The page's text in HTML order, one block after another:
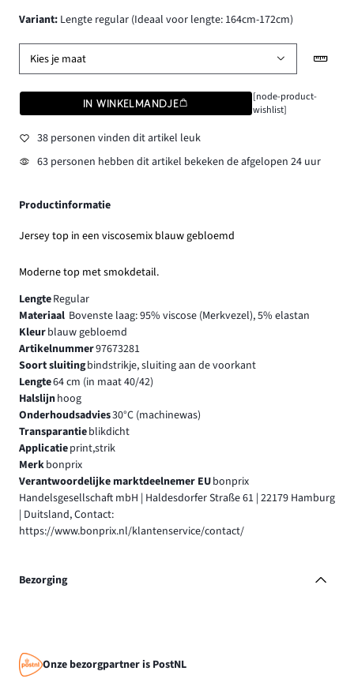
Variant: Lengte regular (Ideaal voor lengte: 164cm-172cm)
Kies je maat
IN WINKELMANDJE
[node-product-
wishlist]
38 personen vinden dit artikel leuk
63 personen hebben dit artikel bekeken de afgelopen 24 uur
Productinformatie
Jersey top in een viscosemix blauw gebloemd
Moderne top met smokdetail.
LengteRegular
Materiaal Bovenste laag: 95% viscose (Merkvezel), 5% elastan
Kleurblauw gebloemd
Artikelnummer97673281
Soort sluitingbindstrikje, sluiting aan de voorkant
Lengte64 cm (in maat 40/42)
Halslijnhoog
Onderhoudsadvies30°C (machinewas)
Transparantieblikdicht
Applicatieprint,strik
Merkbonprix
Verantwoordelijke marktdeelnemer EUbonprix
Handelsgesellschaft mbH | Haldesdorfer Straße 61 | 22179 Hamburg
| Duitsland, Contact:
https://www.bonprix.nl/klantenservice/contact/
Bezorging
Onze bezorgpartner is PostNL